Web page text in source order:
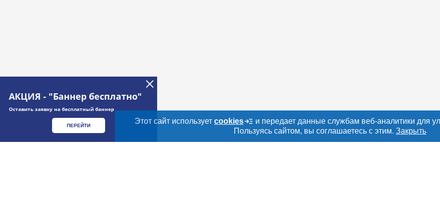
АКЦИЯ - "Баннер бесплатно"
Оставить заявку на бесплатный баннер
ПЕРЕЙТИ
Этот сайт использует cookies
и передает данные службам веб-аналитики для
Пользуясь сайтом, вы соглашаетесь с этим. Закрыть